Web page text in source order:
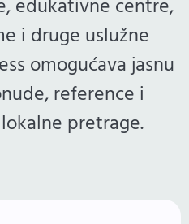
edukativne centre,
i druge uslužne
omogućava jasnu
reference i
pretrage.